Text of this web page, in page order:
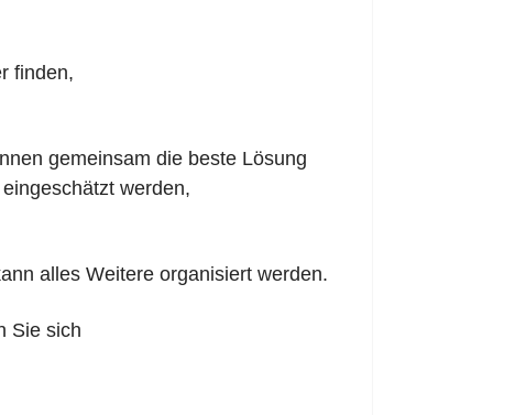
finden,
gemeinsam die beste Lösung
werden,
alles Weitere organisiert werden.
Sie sich